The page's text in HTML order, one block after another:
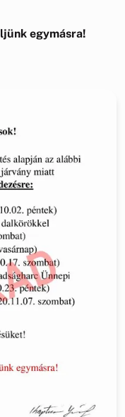
egymásra!